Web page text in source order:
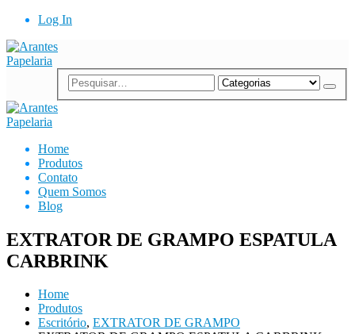
Log In
Home
Produtos
Contato
Quem Somos
Blog
EXTRATOR DE GRAMPO ESPATULA
CARBRINK
Home
Produtos
Escritório, EXTRATOR DE GRAMPO